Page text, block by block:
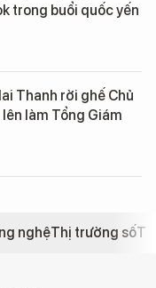
trong buổi quốc yến
Thanh rời ghế Chủ
làm Tổng Giám
nghệThị trường số